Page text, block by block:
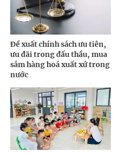
Đề xuất chính sách ưu tiên,
ưu đãi trong đấu thầu, mua
sắm hàng hoá xuất xứ trong
nước